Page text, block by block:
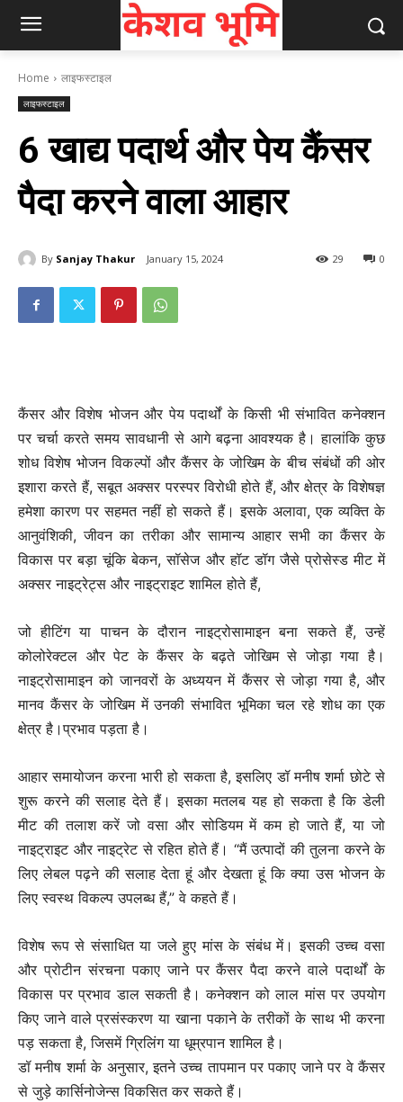
Home लाइफस्टाइल
लाइफस्टाइल
6 खाद्य पदार्थ और पेय कैंसर
पैदा करने वाला आहार
By Sanjay Thakur January 15, 2024 0
29
कैंसर और विशेष भोजन और पेय पदार्थों के किसी भी संभावित कनेक्शन
पर चर्चा करते समय सावधानी से आगे बढ़ना आवश्यक है। हालांकि कुछ
शोध विशेष भोजन विकल्पों और कैंसर के जोखिम के बीच संबंधों की ओर
इशारा करते हैं, सबूत अक्सर परस्पर विरोधी होते हैं, और क्षेत्र के विशेषज्ञ
हमेशा कारण पर सहमत नहीं हो सकते हैं। इसके अलावा, एक व्यक्ति के
आनुवंशिकी, जीवन का तरीका और सामान्य आहार सभी का कैंसर के
विकास पर बड़ा चूंकि बेकन, सॉसेज और हॉट डॉग जैसे प्रोसेस्ड मीट में
अक्सर नाइट्रेट्स और नाइट्राइट शामिल होते हैं,
जो हीटिंग या पाचन के दौरान नाइट्रोसामाइन बना सकते हैं, उन्हें
कोलोरेक्टल और पेट के कैंसर के बढ़ते जोखिम से जोड़ा गया है।
नाइट्रोसामाइन को जानवरों के अध्ययन में कैंसर से जोड़ा गया है, और
मानव कैंसर के जोखिम में उनकी संभावित भूमिका चल रहे शोध का एक
क्षेत्र है।प्रभाव पड़ता है।
आहार समायोजन करना भारी हो सकता है, इसलिए डॉ मनीष शर्मा छोटे से
शुरू करने की सलाह देते हैं। इसका मतलब यह हो सकता है कि डेली
मीट की तलाश करें जो वसा और सोडियम में कम हो जाते हैं, या जो
नाइट्राइट और नाइट्रेट से रहित होते हैं। “मैं उत्पादों की तुलना करने के
लिए लेबल पढ़ने की सलाह देता हूं और देखता हूं कि क्या उस भोजन के
लिए स्वस्थ विकल्प उपलब्ध हैं,” वे कहते हैं।
विशेष रूप से संसाधित या जले हुए मांस के संबंध में। इसकी उच्च वसा
और प्रोटीन संरचना पकाए जाने पर कैंसर पैदा करने वाले पदार्थों के
विकास पर प्रभाव डाल सकती है। कनेक्शन को लाल मांस पर उपयोग
किए जाने वाले प्रसंस्करण या खाना पकाने के तरीकों के साथ भी करना
पड़ सकता है, जिसमें ग्रिलिंग या धूम्रपान शामिल है।
डॉ मनीष शर्मा के अनुसार, इतने उच्च तापमान पर पकाए जाने पर वे कैंसर
से जुड़े कार्सिनोजेन्स विकसित कर सकते हैं।